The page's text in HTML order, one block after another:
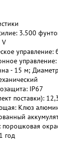
3.500
управление:
- 15 м;
IP67
поставки):
Клюз
год